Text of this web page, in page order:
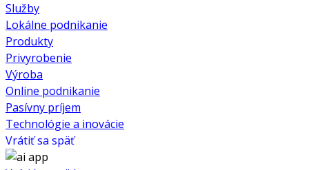
Služby
Lokálne podnikanie
Produkty
Privyrobenie
Výroba
Online podnikanie
Pasívny príjem
Technológie a inovácie
Vrátiť sa späť